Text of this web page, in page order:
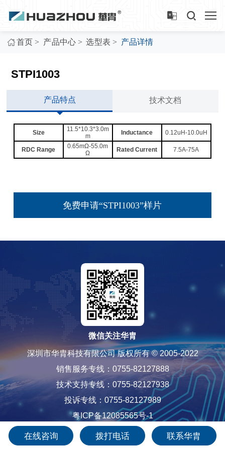
首页 > 产品中心 > 选型表 > 产品详情
STPI1003
产品特点 技术文档
Size
11.5*10.3*3.0m
m
Inductance 0.12uH-10.0uH
RDC Range
0.65mΩ-55.0m
Ω
Rated Current 7.5A-75A
免费申请“STPI1003”样片
微信关注华胄
深圳市华胄科技有限公司 版权所有 © 2005-2022
销售服务专线：0755-82127888
技术支持专线：0755-82127938
投诉专线：0755-82127989
粤ICP备12085565号-1
在线咨询 拨打电话 联系华胄